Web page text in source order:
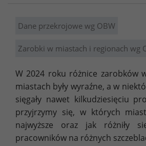
Dane przekrojowe wg OBW
Zarobki w miastach i regionach wg
W 2024 roku różnice zarobków
miastach były wyraźne, a w
sięgały nawet kilkudziesięciu
przyjrzymy się, w których
najwyższe oraz jak różniły
pracowników na różnych